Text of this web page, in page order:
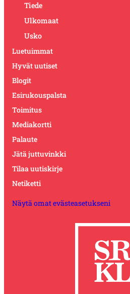
Tiede
Ulkomaat
Usko
Luetuimmat
Hyvät uutiset
Blogit
Esirukouspalsta
Toimitus
Mediakortti
Palaute
Jätä juttuvinkki
Tilaa uutiskirje
Netiketti
Näytä omat evästeasetukseni